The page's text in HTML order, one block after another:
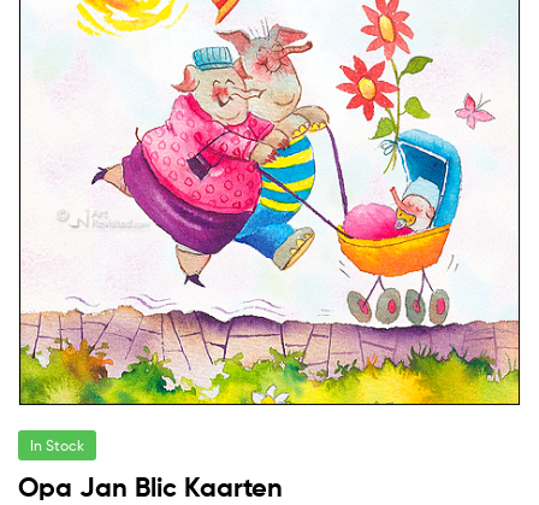
In Stock
Opa Jan Blic Kaarten